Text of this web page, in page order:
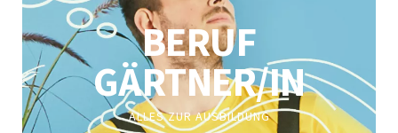
BERUF
GÄRTNER/IN
ALLES ZUR AUSBILDUNG